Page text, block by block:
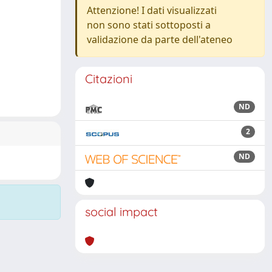
Attenzione! I dati visualizzati
non sono stati sottoposti a
validazione da parte dell'ateneo
Citazioni
ND
2
ND
social impact